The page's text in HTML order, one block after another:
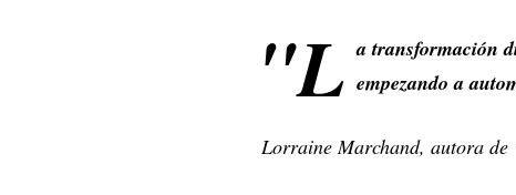
"L a transformación
empezando a
Lorraine Marchand, autora